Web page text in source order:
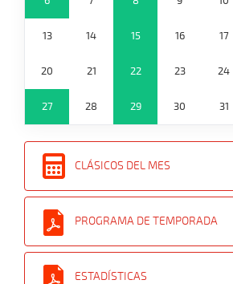
13 14 15 16 17
20 21 22 23 24
27 28 29 30 31
CLÁSICOS DEL MES
PROGRAMA DE TEMPORADA
ESTADÍSTICAS